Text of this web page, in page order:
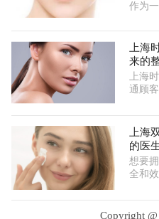
作为
上海
来的
上海
通顾
上海
的医
想要
全和
Copyright